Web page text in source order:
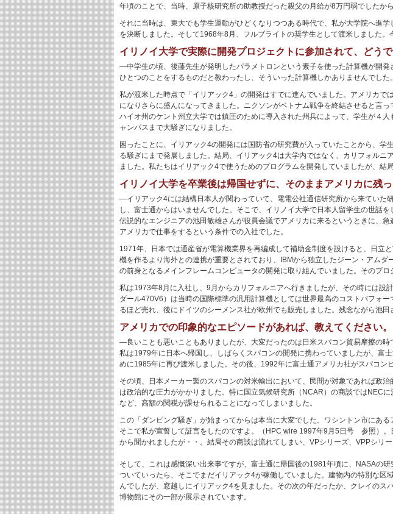
年頃のことで、当時、原子核研究所の助教授だった親父の月給が8万円弱でしたか
それに当時は、東大でも学生運動がひどくなりつつある時代で、私が大学院へ進
を決断しました。そして1968年8月、フルブライトの奨学生として渡米しました。
イリノイ大学で実際に開発プロジェクトに参加されて、どう
―中学生の頃、後藤先生が発明したパラメトロンという素子を使った計算機が開
ひとつのことをするものだと教わったし、そういった計算機しかありませんでし
私が渡米した時点で「イリアック4」の開発はすでに進んでいました。アメリカ
になりさらに盛んになってきました。ニクソンがベトナム戦争を終結させると言
ハイオ州のケント州立大学では鎮圧のために導入された州兵によって、学生が４
ャンパスまで大騒ぎになりました。
困ったことに、イリアック4の開発には国防省の研究費が入っていたことから、
る騒ぎにまで発展しました。結局、イリアック4は大学内ではなく、カリフォル
ました。私たちはイリアック4で使うためのプログラムを開発していましたが、結
イリノイ大学を卒業後は帰国せずに、そのままアメリカに残
―イリアック4には結構日本人が関わっていて、電電公社通信研究所から来ていた
し、富士通からはいませんでした。そこで、イリノイ大学で日本人留学生の世話
伝説的なエンジニアの池田敏雄さんが役員会議でアメリカに来るというときに、
アメリカで仕事をするという条件での入社でした。
1971年、日本では通産省が電算機業界を再編成して補助金制度を設けると、日立
機を作るより海外との連携が重要とされており、IBMから独立したジーン・アム
の前身となるメインフレームコンピュータの開発に取り組んでいました。そのプロ
私は1973年8月に入社し、9月からカリフォルニアへ行きましたが、その時には
ダール470V6）は当時の国際標準の汎用計算機としては世界最高のコストパフォ
るほど売れ、後にドイツのシーメンス社が欧州でも販売しました。残念ながら池
アメリカでの印象的なエピソードがあれば、教えてください。
―良いことも悪いこともありましたが、大変だったのは日米スパコン貿易摩擦の時
私は1979年に日本へ帰国し、しばらくスパコンの開発に携わっていましたが、富
めに1985年に再び渡米しました。その後、1992年に富士通アメリカ社がスパコン
その頃、日本メーカー製のスパコンの対米輸出において、民間が対象であれば政
は政治的な圧力がかかりました。特に国立気候研究所（NCAR）の商談ではNEC
など、高額の関税が課せられることになってしまいました。
この「ダンピング騒ぎ」が始まってからは本当に大変でした。ワシントン市にあ
そこで私が宣誓して証言をしたのですよ。（HPC wire 1997年9月5日号 参照）
から聞かれましたが・・。結局その商談は流れてしまい、VPシリーズ、VPPシリ
そして、これは感慨深い出来事ですが、富士通に帰国後の1981年頃に、NASAの
ついていったら、そこでまだイリアック4が稼働していました。建物内の特別な
んでしたが、窓越しにイリアック4を見ました。その次の年だったか、クレイの
博物館にその一部が展示されています。